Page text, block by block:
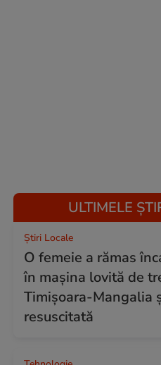
ULTIMELE
Știri Locale
O femeie a rămas
în mașina lovită de
Timișoara-Mangalia
resuscitată